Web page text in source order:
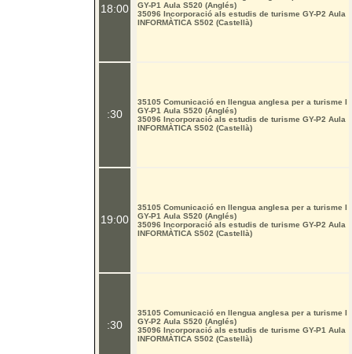
18:00
:30
19:00
:30
GY-P1 Aula S520 (Anglés)
35096 Incorporació als estudis de turisme GY-P2 Aula
INFORMÀTICA S502 (Castellà)
35105 Comunicació en llengua anglesa per a turisme I
GY-P1 Aula S520 (Anglés)
35096 Incorporació als estudis de turisme GY-P2 Aula
INFORMÀTICA S502 (Castellà)
35105 Comunicació en llengua anglesa per a turisme I
GY-P1 Aula S520 (Anglés)
35096 Incorporació als estudis de turisme GY-P2 Aula
INFORMÀTICA S502 (Castellà)
35105 Comunicació en llengua anglesa per a turisme I
GY-P2 Aula S520 (Anglés)
35096 Incorporació als estudis de turisme GY-P1 Aula
INFORMÀTICA S502 (Castellà)